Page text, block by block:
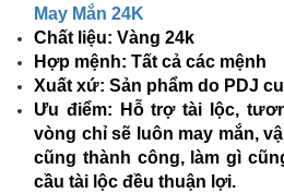
May Mắn 24K
Chất liệu: Vàng 24k
Hợp mệnh: Tất cả các mệnh
Xuất xứ: Sản phẩm do PDJ
Ưu điểm:
Hỗ trợ tài lộc,
vòng chỉ sẽ luôn may mắn,
cũng thành công, làm gì
cầu tài lộc đều thuận lợi.